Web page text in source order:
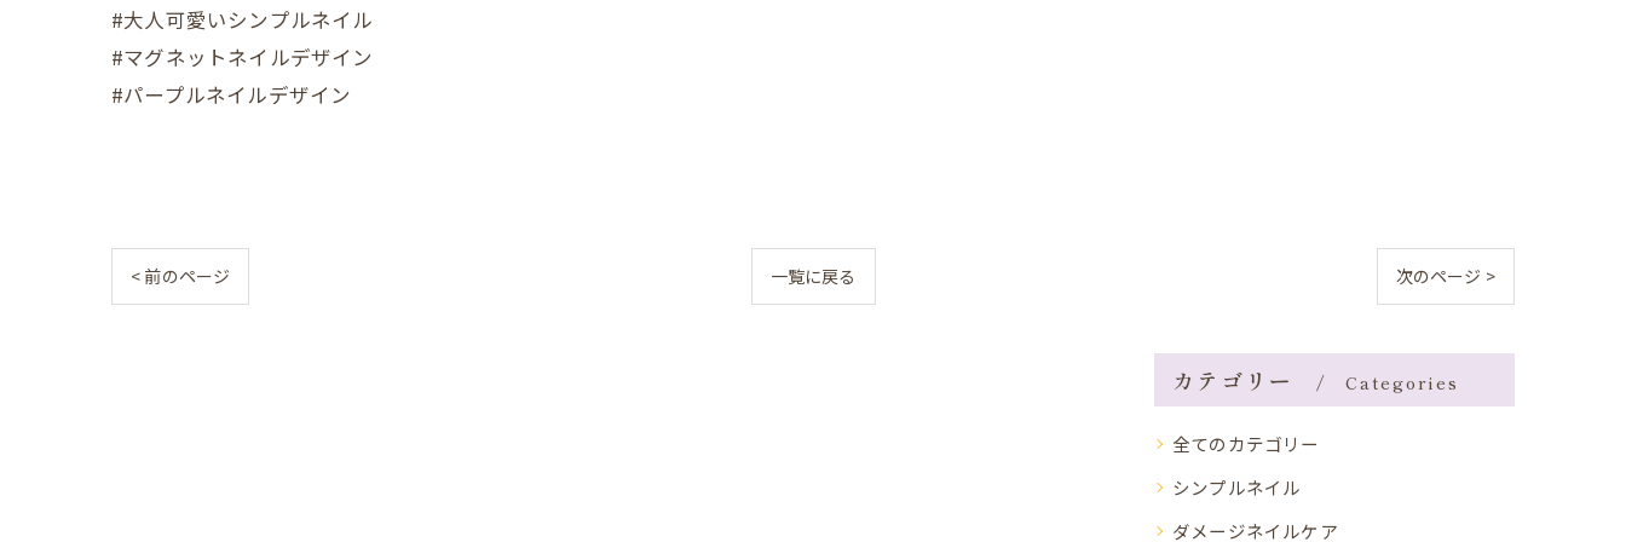
#大人可愛いシンプルネイル
#マグネットネイルデザイン
#パープルネイルデザイン
< 前のページ 一覧に戻る 次のページ >
カテゴリー Categories
全てのカテゴリー
シンプルネイル
ダメージネイルケア